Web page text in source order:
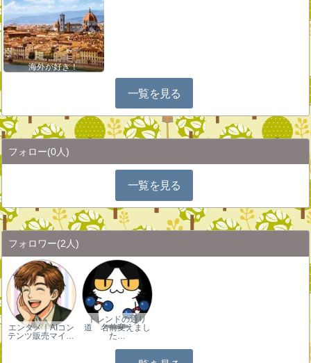
海外が好き！
一覧を見る
フォロー(0人)
一覧を見る
フォロワー(2人)
エンタメ｜AIコン
テンツ販売マイ…
トレンドの通り
道 名前変えまし
た…